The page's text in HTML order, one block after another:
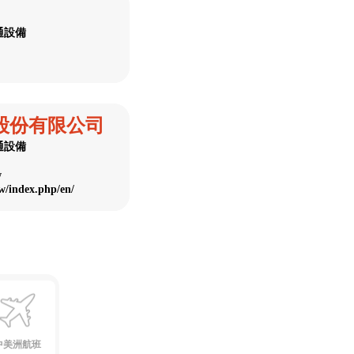
設備
份有限公司
設備
index.php/en/
美洲航班